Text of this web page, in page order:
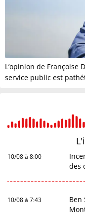
L’opinion de Françoise
service public est
10/08 à 8:00
des
10/08 à 7:43
Ben